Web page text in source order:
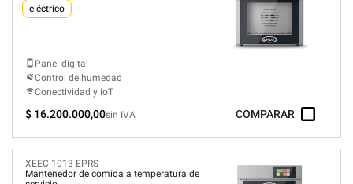
eléctrico
Panel digital
Control de humedad
Conectividad y IoT
$ 16.200.000,00sin IVA COMPARAR
XEEC-1013-EPRS
Mantenedor de comida a temperatura de